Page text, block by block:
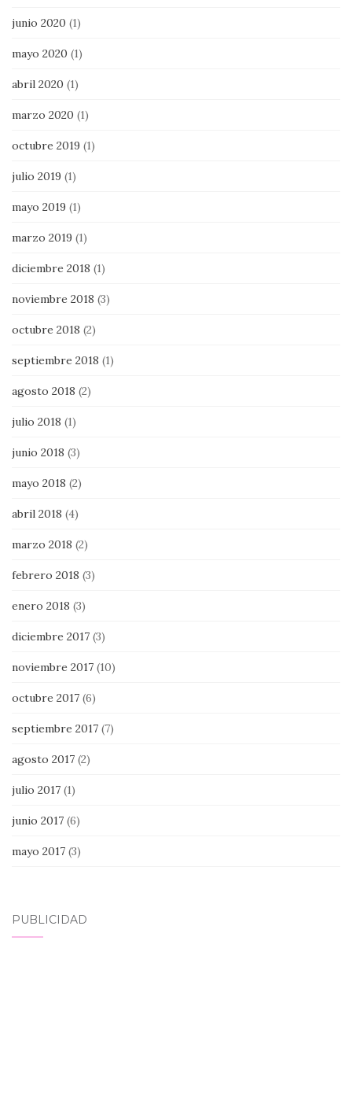
junio 2020 (1)
mayo 2020 (1)
abril 2020 (1)
marzo 2020 (1)
octubre 2019 (1)
julio 2019 (1)
mayo 2019 (1)
marzo 2019 (1)
diciembre 2018 (1)
noviembre 2018 (3)
octubre 2018 (2)
septiembre 2018 (1)
agosto 2018 (2)
julio 2018 (1)
junio 2018 (3)
mayo 2018 (2)
abril 2018 (4)
marzo 2018 (2)
febrero 2018 (3)
enero 2018 (3)
diciembre 2017 (3)
noviembre 2017 (10)
octubre 2017 (6)
septiembre 2017 (7)
agosto 2017 (2)
julio 2017 (1)
junio 2017 (6)
mayo 2017 (3)
PUBLICIDAD